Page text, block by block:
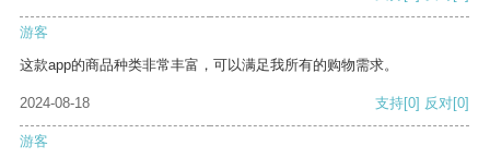
游客
这款app的商品种类非常丰富，可以满足我所有的购物需求。
2024-08-18 支持[0] 反对[0]
游客